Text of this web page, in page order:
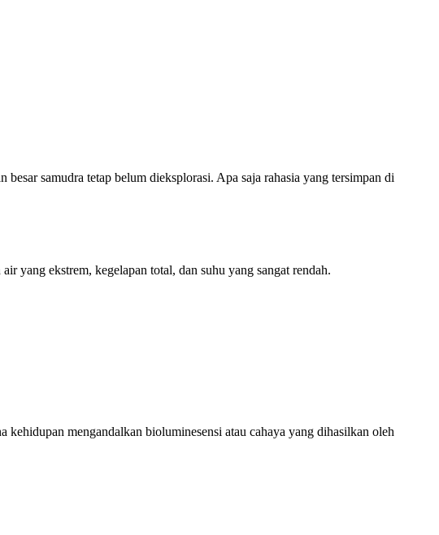
samudra tetap belum dieksplorasi. Apa saja rahasia yang tersimpan di
yang ekstrem, kegelapan total, dan suhu yang sangat rendah.
kehidupan mengandalkan bioluminesensi atau cahaya yang dihasilkan oleh